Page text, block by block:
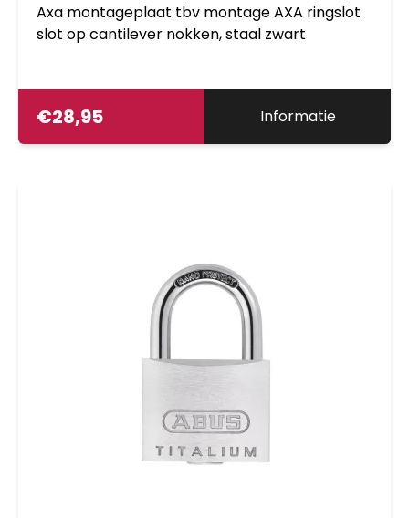
Axa montageplaat tbv montage AXA ringslot
slot op cantilever nokken, staal zwart
€28,95 Informatie